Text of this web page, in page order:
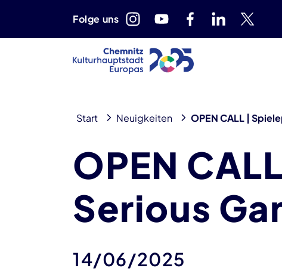
Folge uns
Start Neuigkeiten OPEN CALL |
OPEN
Serious
14/06/2025